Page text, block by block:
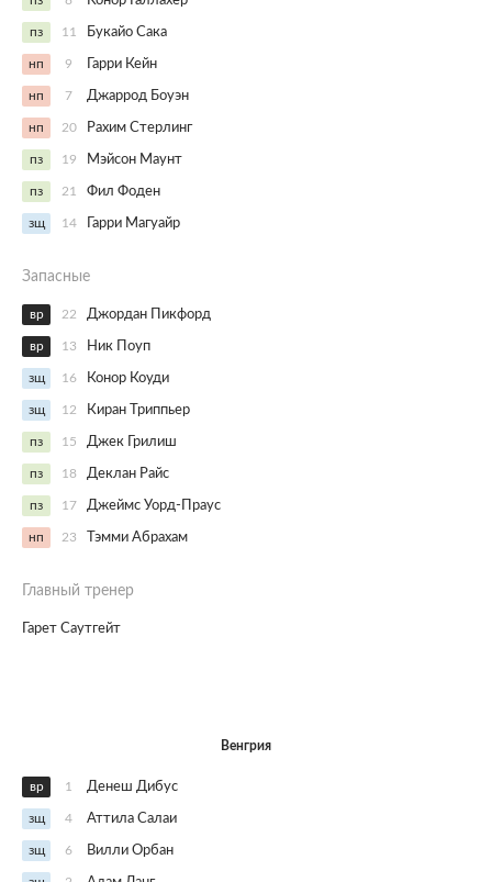
пз 11 Букайо Сака
нп 9 Гарри Кейн
нп 7 Джаррод Боуэн
нп 20 Рахим Стерлинг
пз 19 Мэйсон Маунт
пз 21 Фил Фоден
зщ 14 Гарри Магуайр
Запасные
вр 22 Джордан Пикфорд
вр 13 Ник Поуп
зщ 16 Конор Коуди
зщ 12 Киран Триппьер
пз 15 Джек Грилиш
пз 18 Деклан Райс
пз 17 Джеймс Уорд-Праус
нп 23 Тэмми Абрахам
Главный тренер
Гарет Саутгейт
Венгрия
вр 1 Денеш Дибус
зщ 4 Аттила Салаи
зщ 6 Вилли Орбан